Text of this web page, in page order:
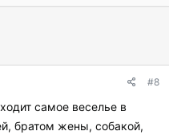
#8
самое веселье в
братом жены, собакой,